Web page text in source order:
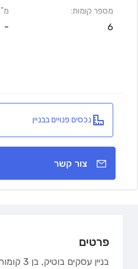
מספר קומות:
6
-
נכסים פנויים בבניין
צור קשר
פרטים
בניין עסקים בוטיק, בן 3 קומות. כל קומה 450 מ"ר. יתרונו המשמעותי הוא הקרבה לקניון והאפשרות לחניה חינם בקניון.